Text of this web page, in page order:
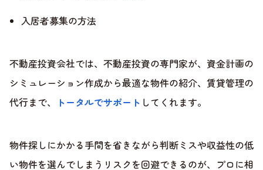
入居者募集の方法
不動産投資会社では、不動産投資の専門家が、資金計画の
シミュレーション作成から最適な物件の紹介、賃貸管理の
代行まで、
トータルでサポート してくれます。
物件探しにかかる手間を省きながら判断ミスや収益性の低
い物件を選んでしまうリスクを回避できるのが、プロに相